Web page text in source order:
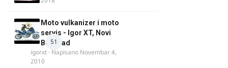
51
Moto vulkanizer i moto
servis - Igor XT, Novi
Beograd
igorxt · Napisano Novembar 4,
2010